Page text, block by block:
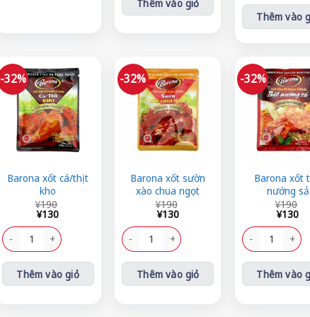
Thêm vào giỏ
Thêm vào
-32%
Barona xốt cá/thịt
kho
¥190
¥190.
¥130
là:
¥130.
Barona xốt cá/thịt kho số lượng
Thêm vào giỏ
-32%
Barona xốt sườn
xào chua ngọt
¥190
¥190.
¥130
là:
¥130.
Barona xốt sườn xào chua ngọt số lượng
Thêm vào giỏ
-32%
Barona xốt
nướng sả
¥190
¥190.
¥130
là:
¥130.
Barona xốt thịt
Thêm vào